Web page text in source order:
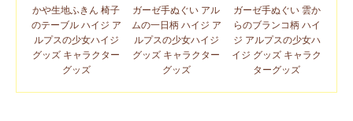
かや生地ふきん 椅子
のテーブル ハイジ ア
ルプスの少女ハイジ
グッズ キャラクター
グッズ
ガーゼ手ぬぐい アル
ムの一日柄 ハイジ ア
ルプスの少女ハイジ
グッズ キャラクター
グッズ
ガーゼ手ぬぐい 雲か
らのブランコ柄 ハイ
ジ アルプスの少女ハ
イジ グッズ キャラク
ターグッズ